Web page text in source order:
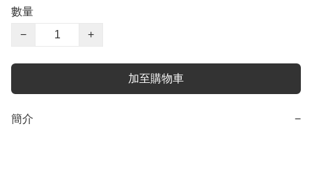
數量
−
+
加至購物車
簡介 −